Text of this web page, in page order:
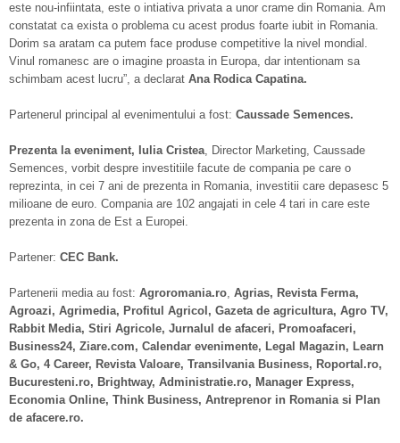
este nou-infiintata, este o intiativa privata a unor crame din Romania. Am
constatat ca exista o problema cu acest produs foarte iubit in Romania.
Dorim sa aratam ca putem face produse competitive la nivel mondial.
Vinul romanesc are o imagine proasta in Europa, dar intentionam sa
schimbam acest lucru”, a declarat Ana Rodica Capatina.
Partenerul principal al evenimentului a fost: Caussade Semences.
Prezenta la eveniment, Iulia Cristea, Director Marketing, Caussade
Semences, vorbit despre investitiile facute de compania pe care o
reprezinta, in cei 7 ani de prezenta in Romania, investitii care depasesc 5
milioane de euro. Compania are 102 angajati in cele 4 tari in care este
prezenta in zona de Est a Europei.
Partener: CEC Bank.
Partenerii media au fost: Agroromania.ro, Agrias, Revista Ferma,
Agroazi, Agrimedia, Profitul Agricol, Gazeta de agricultura, Agro TV,
Rabbit Media, Stiri Agricole, Jurnalul de afaceri, Promoafaceri,
Business24, Ziare.com, Calendar evenimente, Legal Magazin, Learn
& Go, 4 Career, Revista Valoare, Transilvania Business, Roportal.ro,
Bucuresteni.ro, Brightway, Administratie.ro, Manager Express,
Economia Online, Think Business, Antreprenor in Romania si Plan
de afacere.ro.